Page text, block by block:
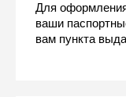
Для
ваши
вам пункта